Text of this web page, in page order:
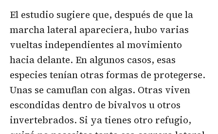
El estudio sugiere que, después de que la
marcha lateral apareciera, hubo varias
vueltas independientes al movimiento
hacia delante. En algunos casos, esas
especies tenían otras formas de protegerse.
Unas se camuflan con algas. Otras viven
escondidas dentro de bivalvos u otros
invertebrados. Si ya tienes otro refugio,